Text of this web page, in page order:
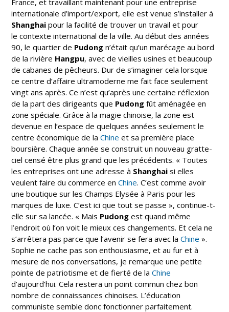
internationale d’import/export, elle est venue s’installer à
Shanghai pour la facilité de trouver un travail et pour
le contexte international de la ville. Au début des années
90, le quartier de Pudong n’était qu’un marécage au bord
de la rivière Hangpu, avec de vieilles usines et beaucoup
de cabanes de pêcheurs. Dur de s’imaginer cela lorsque
ce centre d’affaire ultramoderne me fait face seulement
vingt ans après. Ce n’est qu’après une certaine réflexion
de la part des dirigeants que Pudong fût aménagée en
zone spéciale. Grâce à la magie chinoise, la zone est
devenue en l’espace de quelques années seulement le
centre économique de laChineet sa première place
boursière. Chaque année se construit un nouveau gratte-
ciel censé être plus grand que les précédents. « Toutes
les entreprises ont une adresse à Shanghai si elles
veulent faire du commerce enChine. C’est comme avoir
une boutique sur les Champs Elysée à Paris pour les
marques de luxe. C’est ici que tout se passe », continue-t-
elle sur sa lancée. « Mais Pudong est quand même
l’endroit où l’on voit le mieux ces changements. Et cela ne
s’arrêtera pas parce que l’avenir se fera avec laChine».
Sophie ne cache pas son enthousiasme, et au fur et à
mesure de nos conversations, je remarque une petite
pointe de patriotisme et de fierté de laChine
d’aujourd’hui. Cela restera un point commun chez bon
nombre de connaissances chinoises. L’éducation
communiste semble donc fonctionner parfaitement.